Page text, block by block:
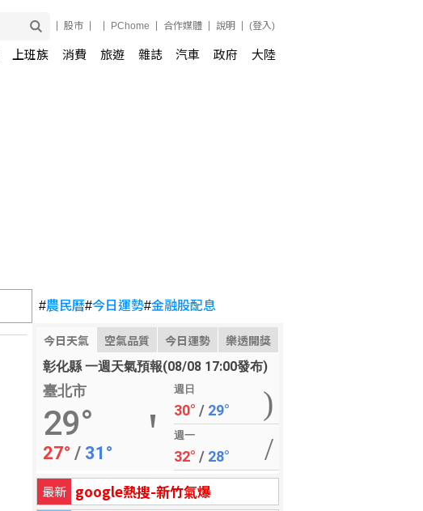
股市 PChome 合作媒體 說明 (登入)
上班族 消費 旅遊 雜誌 汽車 政府 大陸
#農民曆#今日運勢#金融股配息
今日天氣 空氣品質 今日運勢 樂透開獎
彰化縣 一週天氣預報(08/08 17:00發布)
臺北市
29°
27° / 31°
週日
30° / 29°
週一
32° / 28°
最新 google熱搜-新竹氣爆